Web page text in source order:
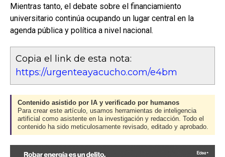
Mientras tanto, el debate sobre el financiamiento
universitario continúa ocupando un lugar central en la
agenda pública y política a nivel nacional.
Copia el link de esta nota:
https://urgenteayacucho.com/e4bm
Contenido asistido por IA y verificado por humanos
Para crear este artículo, usamos herramientas de inteligencia
artificial como asistente en la investigación y redacción. Todo el
contenido ha sido meticulosamente revisado, editado y aprobado.